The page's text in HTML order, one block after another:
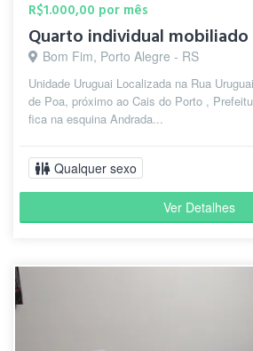
R$1.000,00 por mês
Bom Fim, Porto Alegre - RS
Unidade Uruguai Localizada na Rua
de Poa, próximo ao Cais do Porto ,
fica na esquina Andrada...
Qualquer sexo
Ver Detalhes